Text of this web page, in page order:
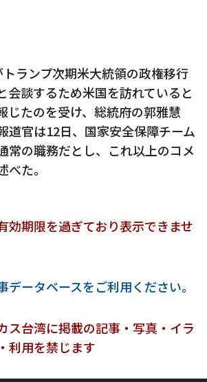
ランプ次期米大統領の政権移行
会談するため米国を訪れていると
じたのを受け、総統府の郭雅慧
道官は12日、国家安全保障チーム
常の職務だとし、これ以上のコメ
た。
効期限を過ぎており表示できませ
データベースをご利用ください。
ス台湾に掲載の記事・写真・イラ
利用を禁じます